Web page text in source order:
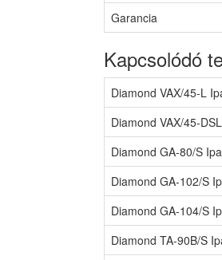
Garancia
Kapcsolódó
Diamond VAX/45-L
Diamond VAX/45-
Diamond GA-80/S
Diamond GA-102/S
Diamond GA-104/S
Diamond TA-90B/S